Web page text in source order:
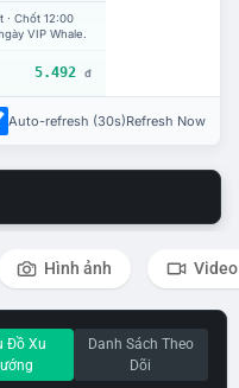
· Chốt 12:00
VIP Whale.
5.492 đ
Auto-refresh (30s)Refresh Now
Hình ảnh Video
Đồ Xu
Danh Sách Theo
Dõi